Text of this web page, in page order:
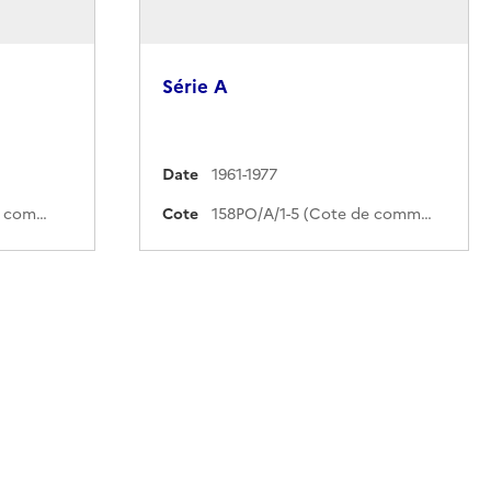
158PO/B/1-17 (Cote de commande)
Série A
Date
1961-1977
Cote
158PO/A/1-5 (Cote de commande)